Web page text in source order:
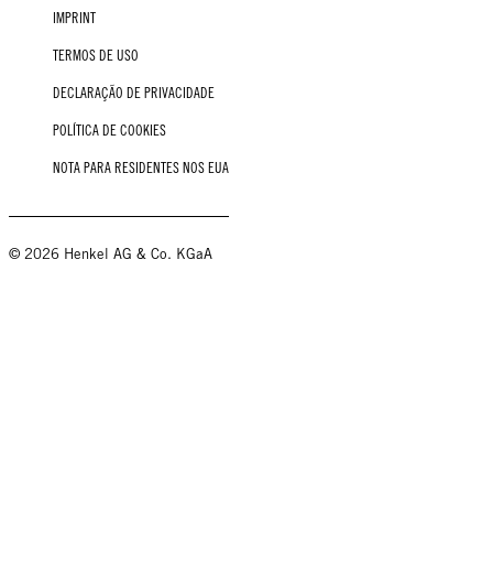
IMPRINT
TERMOS DE USO
DECLARAÇÃO DE PRIVACIDADE
POLÍTICA DE COOKIES
NOTA PARA RESIDENTES NOS EUA
© 2026 Henkel AG & Co. KGaA